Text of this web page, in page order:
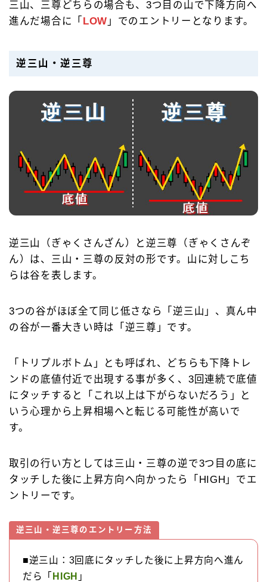
三山、三尊どちらの場合も、3つ目の山で下降方向へ
進んだ場合に「 LOW 」でのエントリーとなります。
逆三山・逆三尊
逆三山（ぎゃくさんざん）と逆三尊（ぎゃくさんぞ
ん）は、三山・三尊の反対の形です。山に対しこち
らは谷を表します。
3つの谷がほぼ全て同じ低さなら「逆三山」、真ん中
の谷が一番大きい時は「逆三尊」です。
「トリプルボトム」とも呼ばれ、どちらも下降トレ
ンドの底値付近で出現する事が多く、3回連続で底値
にタッチすると「これ以上は下がらないだろう」と
いう心理から上昇相場へと転じる可能性が高いで
す。
取引の行い方としては三山・三尊の逆で3つ目の底に
タッチした後に上昇方向へ向かったら「HIGH」でエ
ントリーです。
逆三山・逆三尊のエントリー方法
■逆三山：3回底にタッチした後に上昇方向へ進ん
だら「 HIGH 」